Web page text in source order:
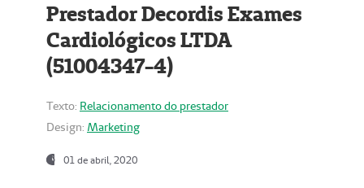
Prestador Decordis Exames
Cardiológicos LTDA
(51004347-4)
Texto: Relacionamento do prestador
Design: Marketing
01 de abril, 2020